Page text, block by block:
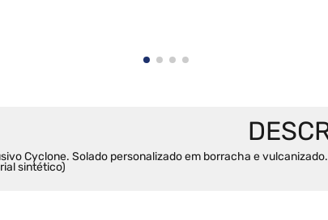
Cyclone. Solado personalizado em borracha e vulcanizado.
sintético)